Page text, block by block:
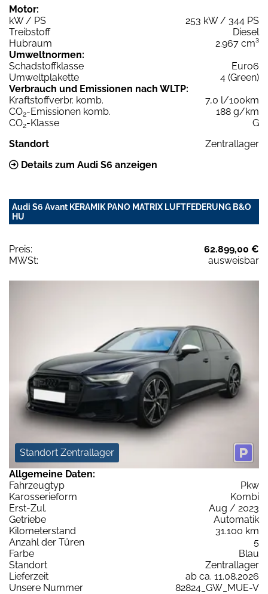
Motor:
kW / PS
253 kW / 344 PS
Treibstoff
Diesel
Hubraum
2.967 cm³
Umweltnormen:
Schadstoffklasse
Euro6
Umweltplakette
4 (Green)
Verbrauch und Emissionen nach WLTP:
Kraftstoffverbr. komb.
7,0 l/100km
CO2-Emissionen komb.
188 g/km
CO2-Klasse
G
Standort
Zentrallager
Details zum Audi S6 anzeigen
Audi S6 Avant KERAMIK PANO MATRIX LUFTFEDERUNG B&O
HU
Preis:
62.899,00 €
MWSt:
ausweisbar
Standort Zentrallager
Allgemeine Daten:
Fahrzeugtyp
Pkw
Karosserieform
Kombi
Erst-Zul.
Aug / 2023
Getriebe
Automatik
Kilometerstand
31.100 km
Anzahl der Türen
5
Farbe
Blau
Standort
Zentrallager
Lieferzeit
ab ca. 11.08.2026
Unsere Nummer
82824_GW_MUE-V